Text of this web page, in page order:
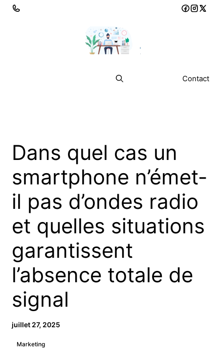
Aller
Contact
Dans quel cas un
smartphone n’émet-
il pas d’ondes radio
et quelles situations
garantissent
l’absence totale de
signal
juillet 27, 2025
Marketing